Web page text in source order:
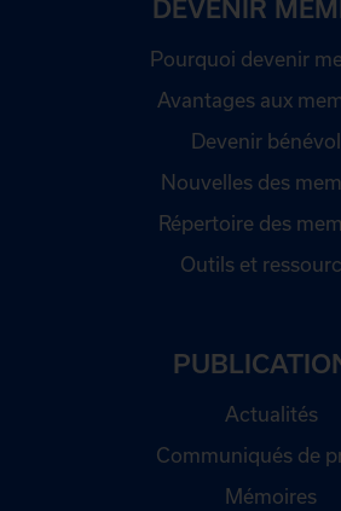
DEVENIR
Pourquoi devenir
Avantages aux
Devenir
Nouvelles des
Répertoire des
Outils et
Actualités
Communiqués de
Mémoires